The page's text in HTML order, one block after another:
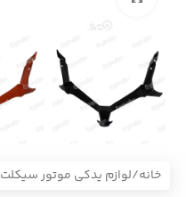
خانه/لوازم یدکی موتور سیکلت